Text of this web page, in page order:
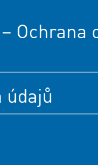
Ochrana
údajů